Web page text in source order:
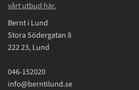
vårt utbud här.
Bernt i Lund
Stora Södergatan 8
222 23, Lund
046-152020
info@berntilund.se